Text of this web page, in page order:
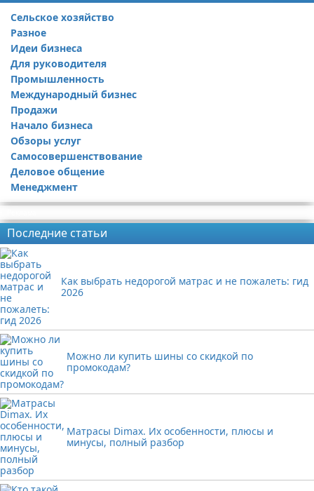
Сельское хозяйство
Разное
Идеи бизнеса
Для руководителя
Промышленность
Международный бизнес
Продажи
Начало бизнеса
Обзоры услуг
Самосовершенствование
Деловое общение
Менеджмент
Последние статьи
Как выбрать недорогой матрас и не пожалеть: гид
2026
Можно ли купить шины со скидкой по
промокодам?
Матрасы Dimax. Их особенности, плюсы и
минусы, полный разбор